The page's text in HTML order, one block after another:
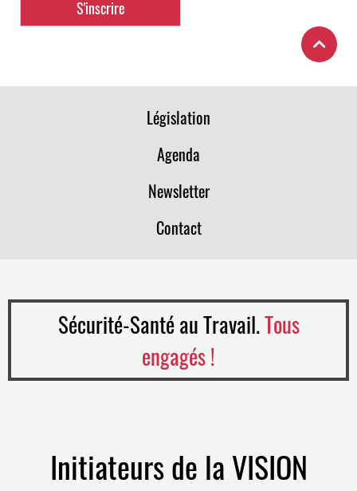
Législation
Agenda
Newsletter
Contact
Sécurité-Santé au Travail.Tous
engagés !
Initiateurs de la VISION